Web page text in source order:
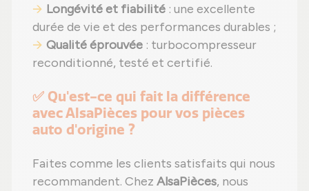
Longévité et fiabilité : une excellente
durée de vie et des performances durables ;
Qualité éprouvée : turbocompresseur
reconditionné, testé et certifié.
✅ Qu'est-ce qui fait la différence
avec AlsaPièces pour vos pièces
auto d'origine ?
Faites comme les clients satisfaits qui nous
recommandent. Chez AlsaPièces, nous